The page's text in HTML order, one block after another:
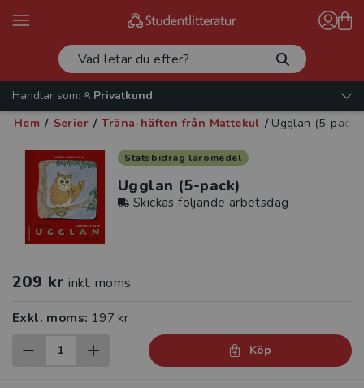
Handlar som:
Privatkund
Hem / Serier / Träna-häften från Mattekul / Ugglan (5-pack)
Statsbidrag läromedel
Ugglan (5-pack)
Skickas följande arbetsdag
209 kr inkl. moms
Exkl. moms: 197 kr
Köp